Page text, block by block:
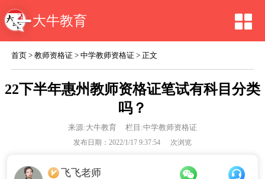
大牛教育
首页 >教师资格证 >中学教师资格证 > 正文
22下半年惠州教师资格证笔试有科目分类
吗？
来源:大牛教育 栏目:中学教师资格证
发布日期：2022/1/17 9:37:54 次浏览
飞飞老师